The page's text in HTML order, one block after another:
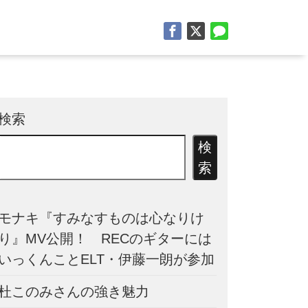
索
検
索
ナキ『すみなすものは心なりけ
り』MV公開！ RECのギターには
っくんことELT・伊藤一朗が参加
このみさんの強き魅力